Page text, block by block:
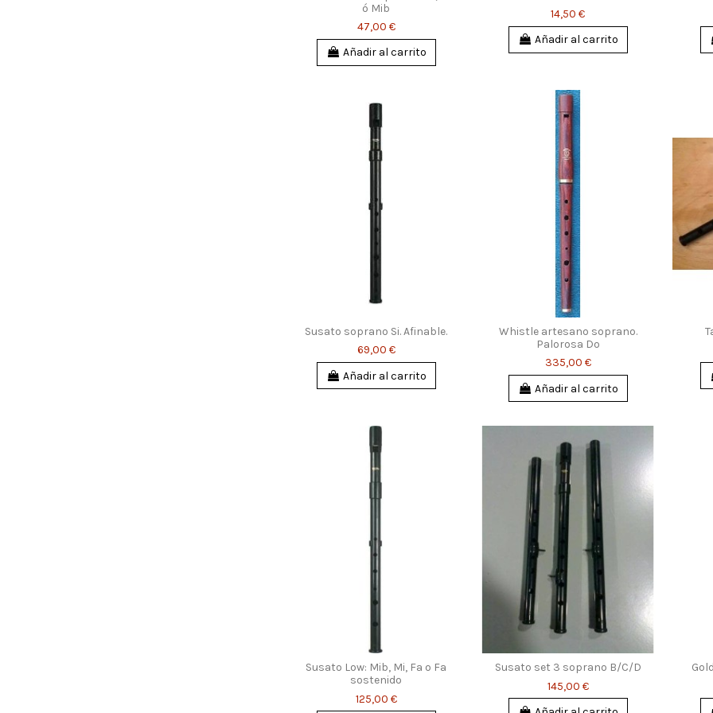
ó Mib
47,00 €
Añadir al carrito
14,50 €
Añadir al carrito
Susato soprano Si. Afinable.
69,00 €
Añadir al carrito
Whistle artesano soprano.
Palorosa Do
335,00 €
Añadir al carrito
Susato Low: Mib, Mi, Fa o Fa
sostenido
125,00 €
Susato set 3 soprano B/C/D
145,00 €